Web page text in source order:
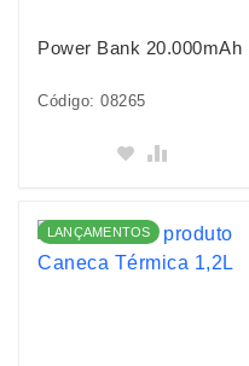
Power Bank 20.000mAh
Código: 08265
LANÇAMENTOS